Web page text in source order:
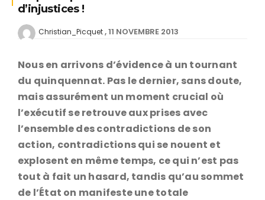
d’injustices !
Christian_Picquet 11 NOVEMBRE 2013
Nous en arrivons d’évidence à un tournant
du quinquennat. Pas le dernier, sans doute,
mais assurément un moment crucial où
l’exécutif se retrouve aux prises avec
l’ensemble des contradictions de son
action, contradictions qui se nouent et
explosent en même temps, ce qui n’est pas
tout à fait un hasard, tandis qu’au sommet
de l’État on manifeste une totale